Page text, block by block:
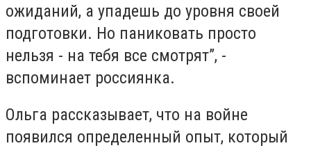
ожиданий, а упадешь до уровня своей
подготовки. Но паниковать просто
нельзя - на тебя все смотрят”, -
вспоминает россиянка.
Ольга рассказывает, что на войне
появился определенный опыт, который